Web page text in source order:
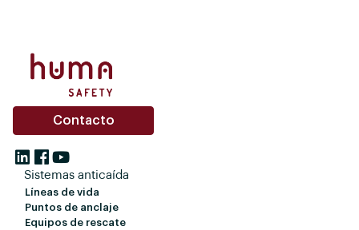
Contacto
Sistemas anticaída
Líneas de vida
Puntos de anclaje
Equipos de rescate